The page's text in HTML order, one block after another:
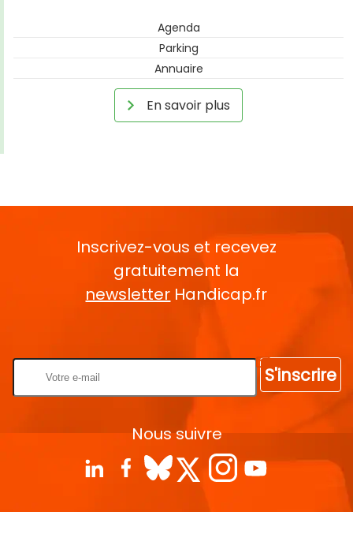
Agenda
Parking
Annuaire
En savoir plus
Inscrivez-vous et recevez
gratuitement la
newsletter Handicap.fr
S'inscrire
Nous suivre